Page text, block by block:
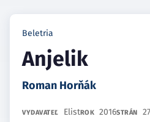
Beletria
Anjelik
Roman Horňák
VYDAVATEĽ ElistROK 2016STRÁN